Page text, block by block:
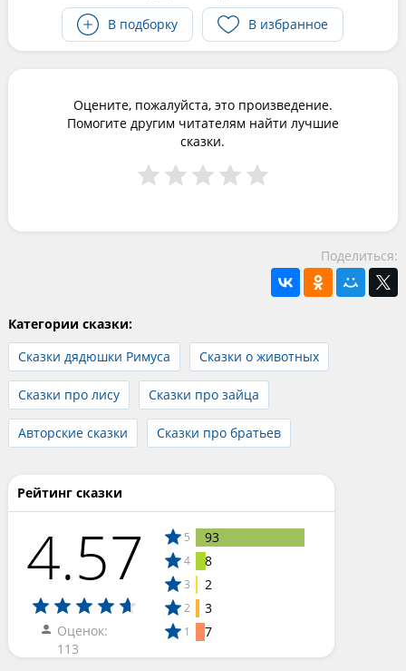
В подборку
В избранное
Оцените, пожалуйста, это произведение.
Помогите другим читателям найти лучшие
сказки.
Поделиться:
Категории сказки:
Сказки дядюшки Римуса
Сказки о животных
Сказки про лису Сказки про зайца
Авторские сказки Сказки про братьев
Рейтинг сказки
4.57
Оценок:
113
5 93
4 8
3 2
2 3
1 7